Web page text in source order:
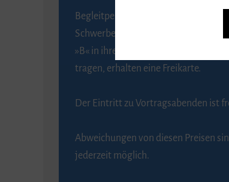
Begleitpersonen von Menschen mit
Schwerbehinderung, die das
»B« in ihrem
tragen, erhalten eine Freikarte.
Der Eintritt zu Vortragsabenden ist
Abweichungen von diesen Preisen
jederzeit möglich.